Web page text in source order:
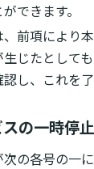
できます。
前項により
じたとして
し、これを了
の一時停止
の各号の一